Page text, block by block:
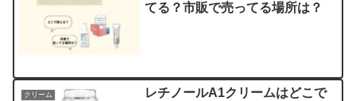
てる？市販で売ってる場所は？
クリーム
レチノールA1クリームはどこで